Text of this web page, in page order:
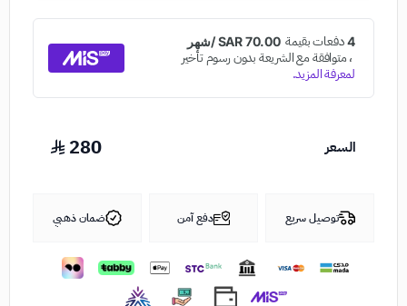
السعر 280
توصيل سريع دفع آمن ضمان ذهبي